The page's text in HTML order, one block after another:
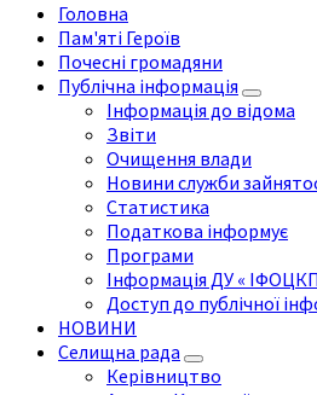
Головна
Пам'яті Героїв
Почесні громадяни
Публічна інформація
Інформація до відома
Звіти
Очищення влади
Новини служби
Статистика
Податкова інформує
Програми
Інформація ДУ «
Доступ до публічної
НОВИНИ
Селищна рада
Керівництво